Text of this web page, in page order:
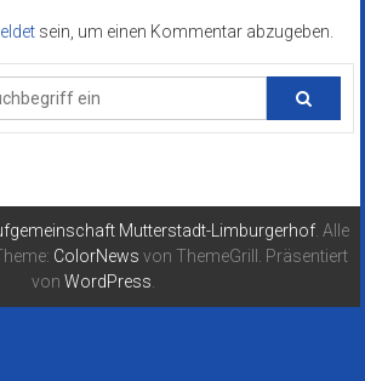
sein, um einen Kommentar abzugeben.
Mutterstadt-Limburgerhof . Alle
ColorNews von ThemeGrill. Präsentiert
von WordPress